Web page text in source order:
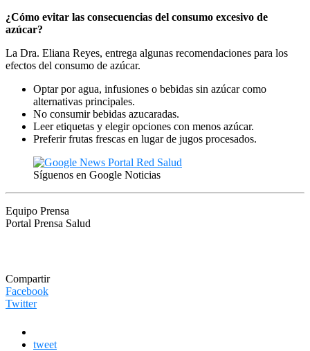
¿Cómo evitar las consecuencias del consumo excesivo de
azúcar?
La Dra. Eliana Reyes, entrega algunas recomendaciones para los
efectos del consumo de azúcar.
Optar por agua, infusiones o bebidas sin azúcar como
alternativas principales.
No consumir bebidas azucaradas.
Leer etiquetas y elegir opciones con menos azúcar.
Preferir frutas frescas en lugar de jugos procesados.
Síguenos en Google Noticias
Equipo Prensa
Portal Prensa Salud
Compartir
Facebook
Twitter
tweet